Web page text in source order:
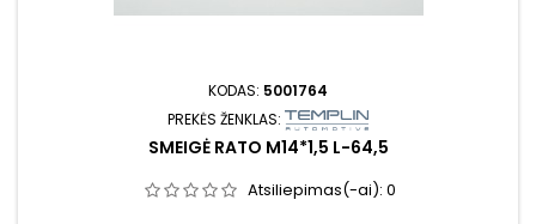
KODAS: 5001764
PREKĖS ŽENKLAS:
SMEIGĖ RATO M14*1,5 L-64,5
Atsiliepimas(-ai): 0